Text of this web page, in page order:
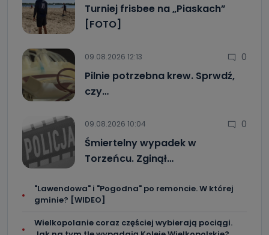
Turniej frisbee na „Piaskach”
[FOTO]
09.08.2026 12:13 0
Pilnie potrzebna krew. Sprwdź,
czy…
09.08.2026 10:04 0
Śmiertelny wypadek w
Torzeńcu. Zginął…
"Lawendowa" i "Pogodna" po remoncie. W której
gminie? [WIDEO]
Wielkopolanie coraz częściej wybierają pociągi.